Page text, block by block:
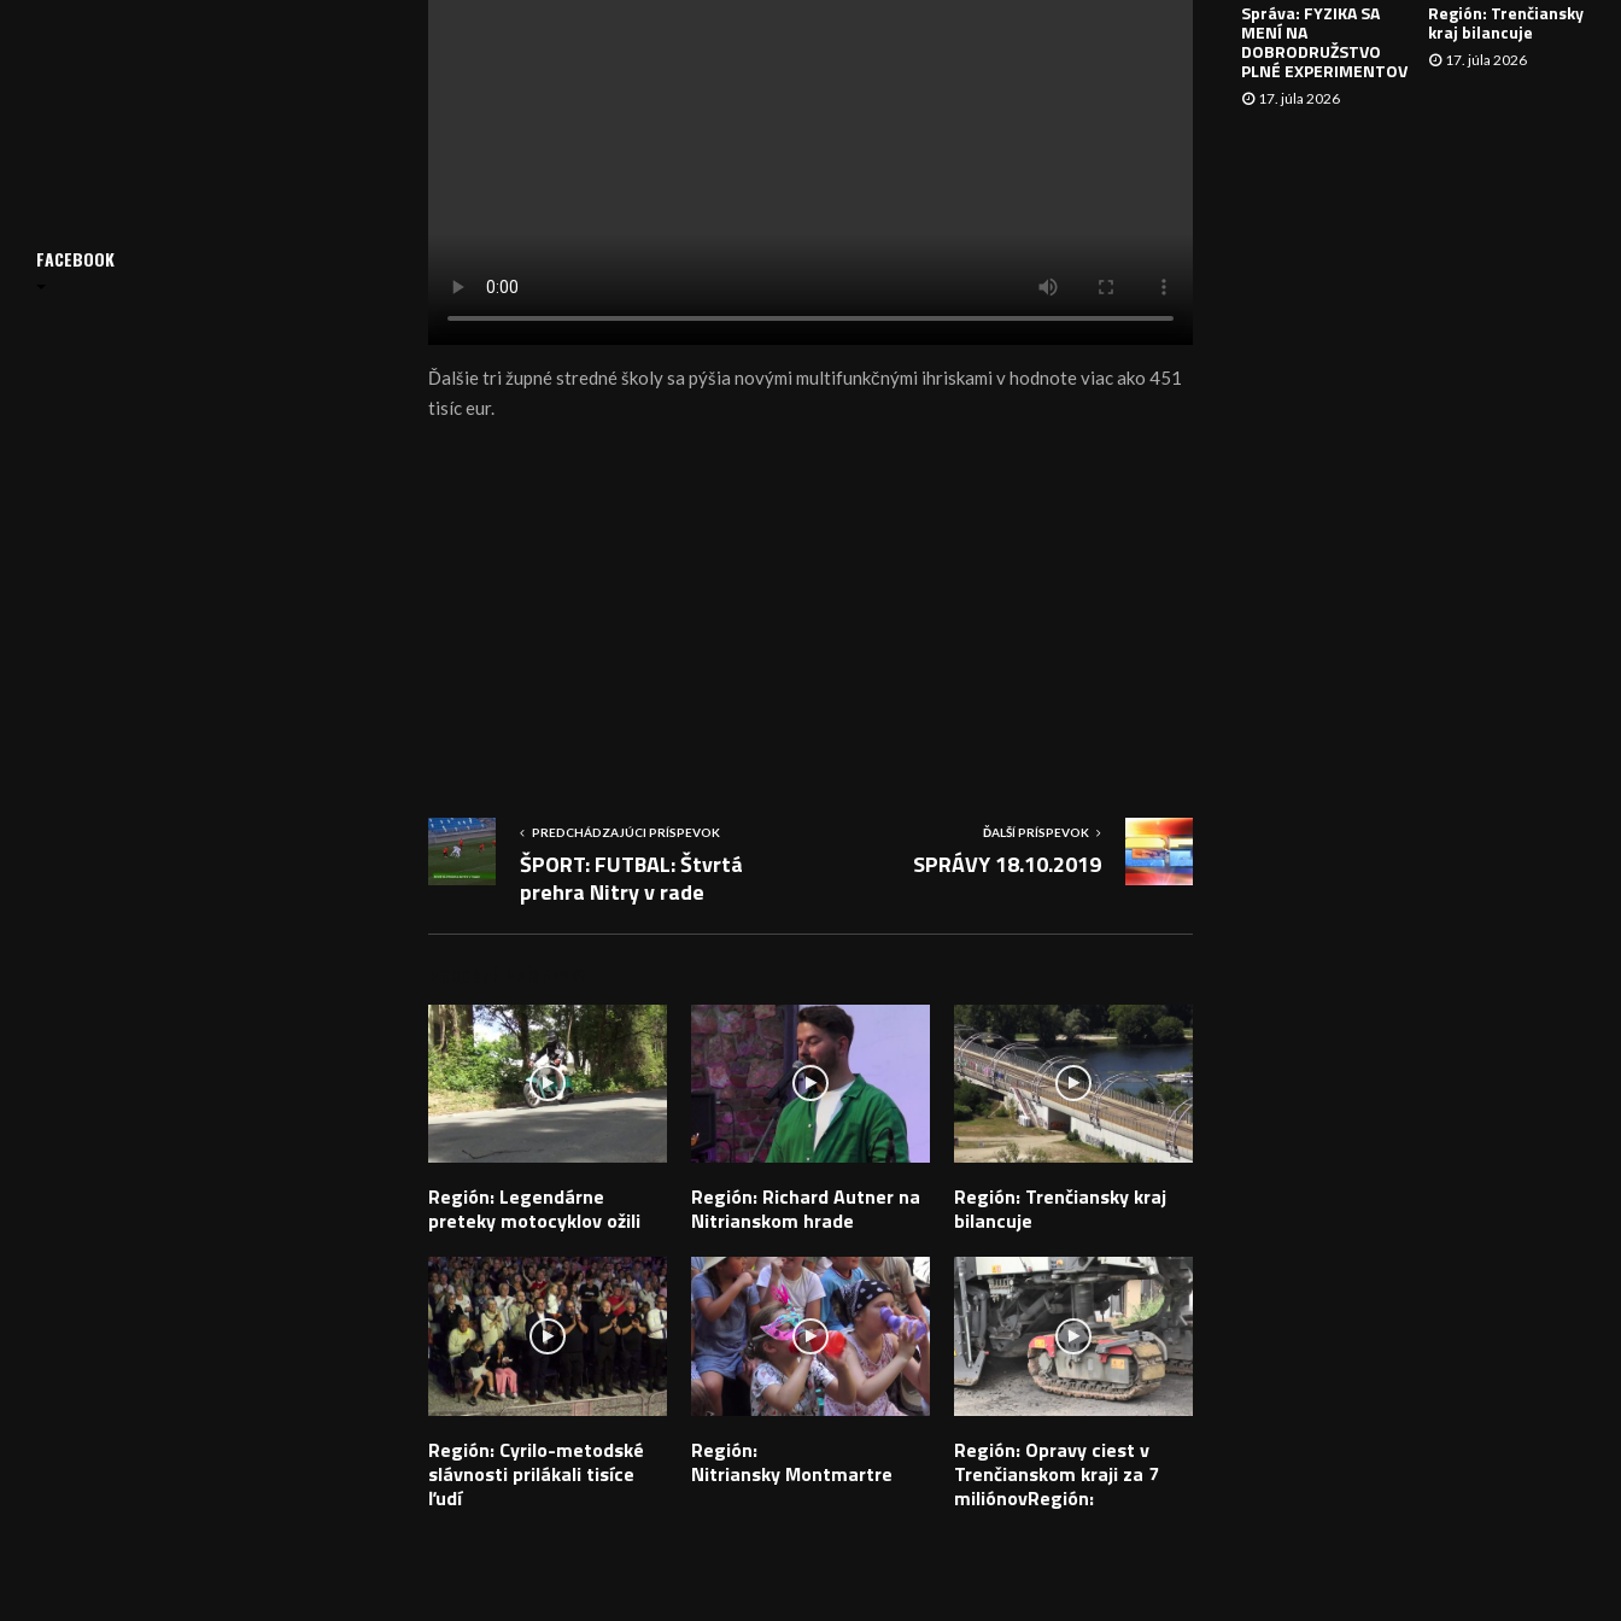
Ďalšie tri župné stredné školy sa pýšia novými multifunkčnými ihriskami v hodnote viac ako 451
tisíc eur.
PREDCHÁDZAJÚCI PRÍSPEVOK
ŠPORT: FUTBAL: Štvrtá
prehra Nitry v rade
ĎALŠÍ PRÍSPEVOK
SPRÁVY 18.10.2019
Región: Legendárne
preteky motocyklov ožili
Región: Richard Autner na
Nitrianskom hrade
Región: Trenčiansky kraj
bilancuje
Región: Cyrilo-metodské
slávnosti prilákali tisíce
ľudí
Región:
Nitriansky Montmartre
Región: Opravy ciest v
Trenčianskom kraji za 7
miliónovRegión:
FACEBOOK
I
Správa: FYZIKA SA
MENÍ NA
DOBRODRUŽSTVO
PLNÉ EXPERIMENTOV
17. júla 2026
Región: Trenčiansky
kraj bilancuje
17. júla 2026